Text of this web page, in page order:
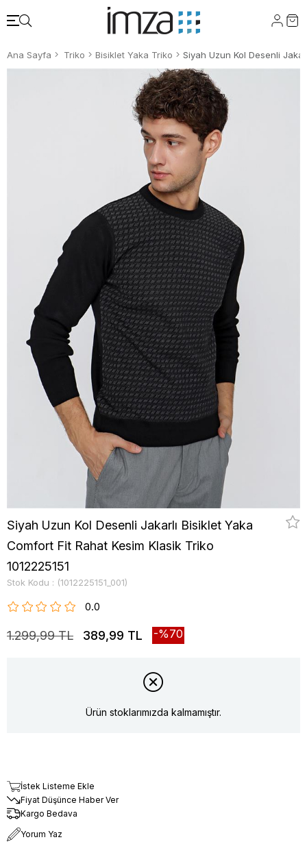
Ana Sayfa Triko Bisiklet Yaka Triko
Siyah Uzun Kol Desenli Jakarlı Bisiklet Yaka
Comfort Fit Rahat Kesim Klasik Triko
1012225151
Stok Kodu (1012225151_001)
0.0
1.299,99 TL 389,99 TL 70
Ürün stoklarımızda kalmamıştır.
İstek Listeme Ekle
Fiyat Düşünce Haber Ver
Kargo Bedava
Yorum Yaz